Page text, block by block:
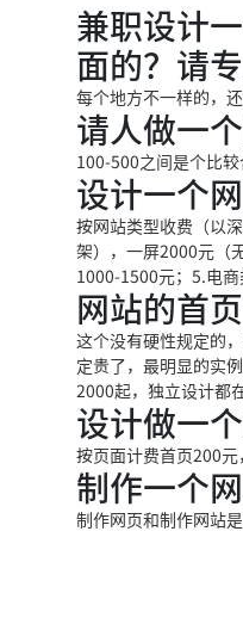
兼职设计
面的？请
每个地方不一样的，
请人做一
100-500之间是个比
设计一个
按网站类型收费（以
架），一屏2000元（
1000-1500元；5.电商
网站的首
这个没有硬性规定的
定贵了，最明显的实
2000起，独立设计都
设计做一
按页面计费首页200
制作一个
制作网页和制作网站